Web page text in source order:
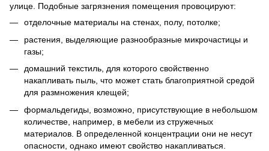
улице. Подобные загрязнения помещения провоцируют:
отделочные материалы на стенах, полу, потолке;
растения, выделяющие разнообразные микрочастицы и
газы;
домашний текстиль, для которого свойственно
накапливать пыль, что может стать благоприятной средой
для размножения клещей;
формальдегиды, возможно, присутствующие в небольшом
количестве, например, в мебели из стружечных
материалов. В определенной концентрации они не несут
опасности, однако имеют свойство накапливаться.